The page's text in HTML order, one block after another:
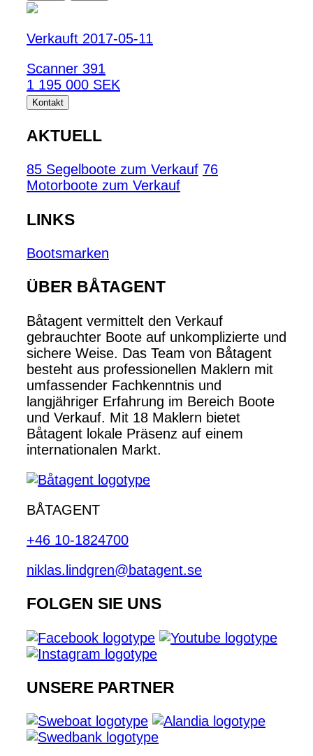
Verkauft 2017-05-11
Scanner 391
1 195 000 SEK
Kontakt
AKTUELL
85 Segelboote zum Verkauf 76
Motorboote zum Verkauf
LINKS
Bootsmarken
ÜBER BÅTAGENT
Båtagent vermittelt den Verkauf
gebrauchter Boote auf unkomplizierte und
sichere Weise. Das Team von Båtagent
besteht aus professionellen Maklern mit
umfassender Fachkenntnis und
langjähriger Erfahrung im Bereich Boote
und Verkauf. Mit 18 Maklern bietet
Båtagent lokale Präsenz auf einem
internationalen Markt.
BÅTAGENT
+46 10-1824700
niklas.lindgren@batagent.se
FOLGEN SIE UNS
UNSERE PARTNER